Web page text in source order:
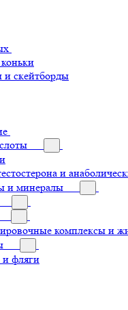
и скейтборды
и
и минералы
комплексы и
фляги